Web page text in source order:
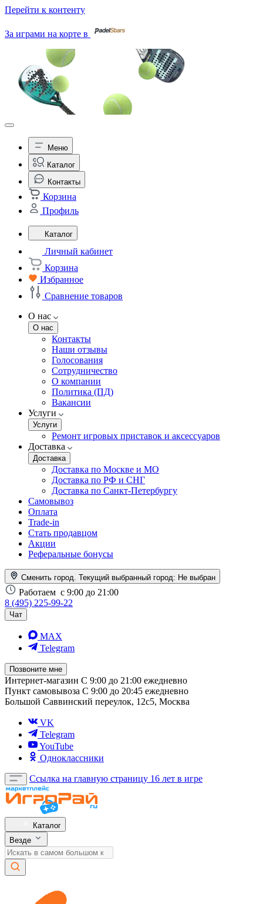
Перейти к контенту
За играми на корте в
Меню
Каталог
Контакты
Корзина
Профиль
Каталог
Личный кабинет
Корзина
Избранное
Сравнение товаров
О нас
О нас
Контакты
Наши отзывы
Голосования
Сотрудничество
О компании
Политика (ПД)
Вакансии
Услуги
Услуги
Ремонт игровых приставок и аксессуаров
Доставка
Доставка
Доставка по Москве и МО
Доставка по РФ и СНГ
Доставка по Санкт-Петербургу
Самовывоз
Оплата
Trade-in
Стать продавцом
Акции
Реферальные бонусы
Сменить город. Текущий выбранный город: Не выбран
Работаем с 9:00 до 21:00
8 (495) 225-99-22
Чат
MAX
Telegram
Позвоните мне
Интернет-магазин С 9:00 до 21:00 ежедневно
Пункт самовывоза С 9:00 до 20:45 ежедневно
Большой Саввинский переулок, 12с5, Москва
VK
Telegram
YouTube
Одноклассники
Ссылка на главную страницу 16 лет в игре
Каталог
Везде